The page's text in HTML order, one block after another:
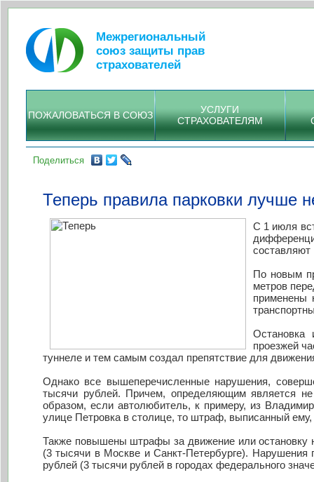
Межрегиональный
союз защиты прав
страхователей
ПОЖАЛОВАТЬСЯ В СОЮЗ
УСЛУГИ
СТРАХОВАТЕЛЯМ
Поделиться
Теперь правила парковки лучше
С 1 июля
По новым
метров
применены
Остановка
проезжей
туннеле и тем самым создал препятствие для
Однако все вышеперечисленные нарушения,
тысячи рублей. Причем, определяющим является
образом, если автолюбитель, к примеру, из
улице Петровка в столице, то штраф, выписанный
Также повышены штрафы за движение или остановку
(3 тысячи в Москве и Санкт-Петербурге).
рублей (3 тысячи рублей в городах федерального